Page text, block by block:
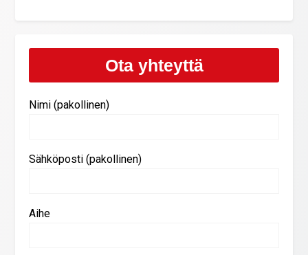
Ota yhteyttä
Nimi (pakollinen)
Sähköposti (pakollinen)
Aihe